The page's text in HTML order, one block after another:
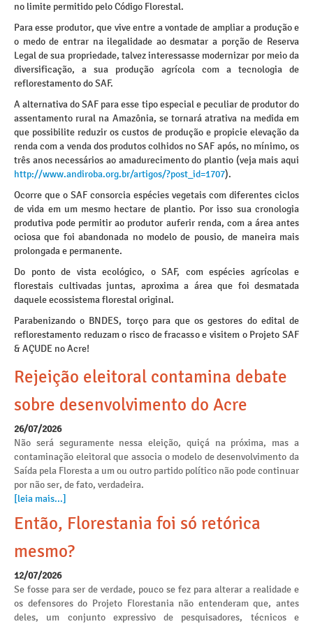
no limite permitido pelo Código Florestal.
Para esse produtor, que vive entre a vontade de ampliar a produção e
o medo de entrar na ilegalidade ao desmatar a porção de Reserva
Legal de sua propriedade, talvez interessasse modernizar por meio da
diversificação, a sua produção agrícola com a tecnologia de
reflorestamento do SAF.
A alternativa do SAF para esse tipo especial e peculiar de produtor do
assentamento rural na Amazônia, se tornará atrativa na medida em
que possibilite reduzir os custos de produção e propicie elevação da
renda com a venda dos produtos colhidos no SAF após, no mínimo, os
três anos necessários ao amadurecimento do plantio (veja mais aqui
http://www.andiroba.org.br/artigos/?post_id=1707).
Ocorre que o SAF consorcia espécies vegetais com diferentes ciclos
de vida em um mesmo hectare de plantio. Por isso sua cronologia
produtiva pode permitir ao produtor auferir renda, com a área antes
ociosa que foi abandonada no modelo de pousio, de maneira mais
prolongada e permanente.
Do ponto de vista ecológico, o SAF, com espécies agrícolas e
florestais cultivadas juntas, aproxima a área que foi desmatada
daquele ecossistema florestal original.
Parabenizando o BNDES, torço para que os gestores do edital de
reflorestamento reduzam o risco de fracasso e visitem o Projeto SAF
& AÇUDE no Acre!
Rejeição eleitoral contamina debate
sobre desenvolvimento do Acre
26/07/2026
Não será seguramente nessa eleição, quiçá na próxima, mas a
contaminação eleitoral que associa o modelo de desenvolvimento da
Saída pela Floresta a um ou outro partido político não pode continuar
por não ser, de fato, verdadeira.
[leia mais...]
Então, Florestania foi só retórica
mesmo?
12/07/2026
Se fosse para ser de verdade, pouco se fez para alterar a realidade e
os defensores do Projeto Florestania não entenderam que, antes
deles, um conjunto expressivo de pesquisadores, técnicos e